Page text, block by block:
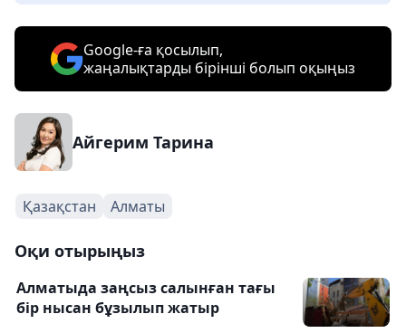
Google-ға қосылып,
жаңалықтарды бірінші болып оқыңыз
Айгерим Тарина
Қазақстан Алматы
Оқи отырыңыз
Алматыда заңсыз салынған тағы
бір нысан бұзылып жатыр